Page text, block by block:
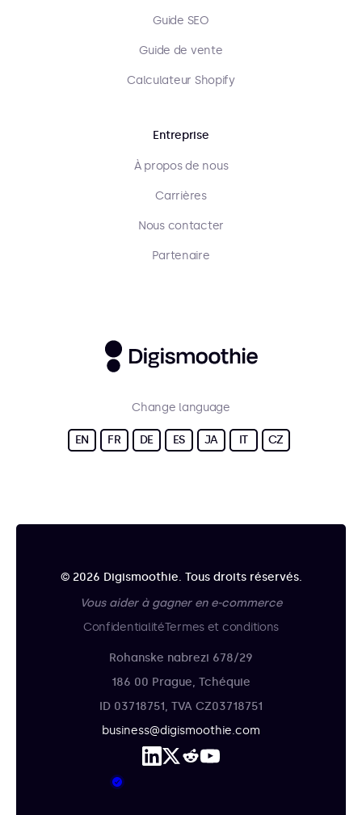
Guide SEO
Guide de vente
Calculateur Shopify
Entreprise
À propos de nous
Carrières
Nous contacter
Partenaire
Change language
EN FR DE ES JA IT CZ
© 2026 Digismoothie. Tous droits réservés.
Vous aider à gagner en e-commerce
ConfidentialitéTermes et conditions
Rohanske nabrezi 678/29
186 00 Prague, Tchéquie
ID 03718751, TVA CZ03718751
business@digismoothie.com